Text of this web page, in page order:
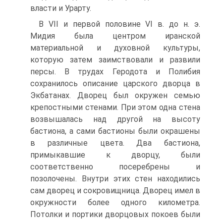
власти и Урарту.
B VII и первой половине VI в. до н. э.
Мидия была центром иранской
материальной и духовной культуры,
которую затем заимствовали и развили
персы. B трудах Геродота и Полибия
сохранилось описание царского дворца в
Экбатанах. Дворец был окружен семью
крепостными стенами. При этом одна стена
возвышалась над другой на высоту
бастиона, а сами бастионы были окрашены
в различные цвета. Два бастиона,
примыкавшие к дворцу, были
соответственно посеребрены и
позолочены. Внутри этих стен находились
сам дворец и сокровищница. Дворец имел в
окружности более одного километра.
Потолки и портики дворцовых покоев были